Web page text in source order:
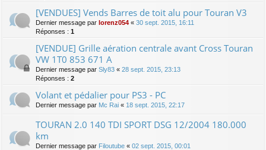
[VENDUES] Vends Barres de toit alu pour Touran V3
Dernier message par lorenz054 « 30 sept. 2015, 16:11
Réponses : 1
[VENDUE] Grille aération centrale avant Cross Touran
VW 1T0 853 671 A
Dernier message par Sly83 « 28 sept. 2015, 23:13
Réponses : 2
Volant et pédalier pour PS3 - PC
Dernier message par Mc Rai « 18 sept. 2015, 22:17
TOURAN 2.0 140 TDI SPORT DSG 12/2004 180.000
km
Dernier message par Filoutube « 02 sept. 2015, 00:01